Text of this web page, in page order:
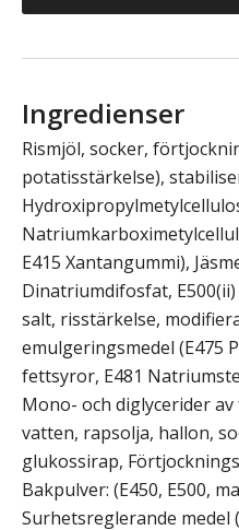
Ingredienser
Rismjöl, socker,
potatisstärkelse),
E415 Xantangummi),
Dinatriumdifosfat,
salt, risstärkelse,
emulgeringsmedel (E475
fettsyror, E481
Mono- och diglycerider
vatten, rapsolja, hallon,
glukossirap,
Bakpulver: (E450, E500,
Surhetsreglerande medel